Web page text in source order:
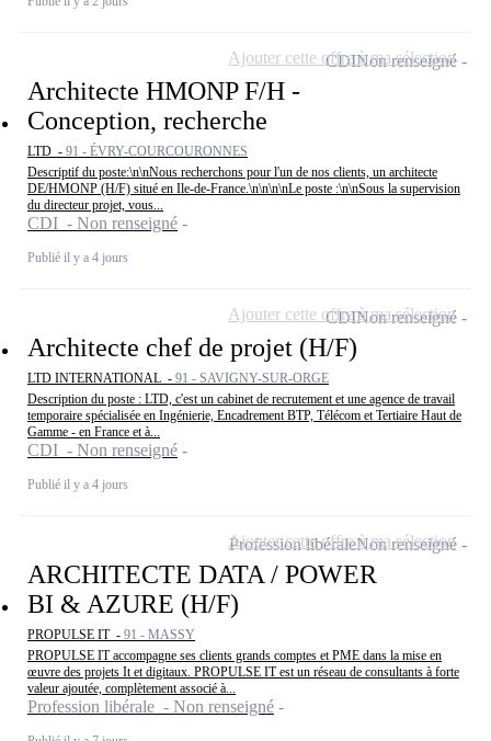
Architecte HMONP F/H -
Conception, recherche
LTD - 91 - ÉVRY-COURCOURONNES
Descriptif du poste:\n\nNous recherchons pour l'un de nos clients, un architecte
DE/HMONP (H/F) situé en Ile-de-France.\n\n\n\nLe poste :\n\nSous la supervision
du directeur projet, vous...
CDI - Non renseigné
Publié il y a 4 jours
CDINon renseigné
Ajouter cette offre à ma sélection
Architecte chef de projet (H/F)
LTD INTERNATIONAL - 91 - SAVIGNY-SUR-ORGE
Description du poste : LTD, c'est un cabinet de recrutement et une agence de travail
temporaire spécialisée en Ingénierie, Encadrement BTP, Télécom et Tertiaire Haut de
Gamme - en France et à...
CDI - Non renseigné
Publié il y a 4 jours
CDINon renseigné
Ajouter cette offre à ma sélection
ARCHITECTE DATA / POWER
BI & AZURE (H/F)
PROPULSE IT - 91 - MASSY
PROPULSE IT accompagne ses clients grands comptes et PME dans la mise en
œuvre des projets It et digitaux. PROPULSE IT est un réseau de consultants à forte
valeur ajoutée, complètement associé à...
Profession libérale - Non renseigné
Profession libéraleNon renseigné
Ajouter cette offre à ma sélection